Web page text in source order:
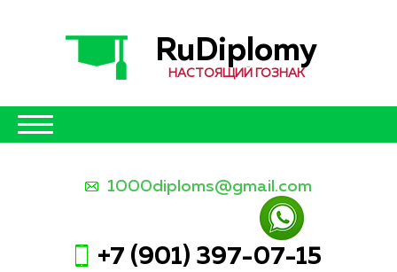
RuDiplomy
НАСТОЯЩИЙ ГОЗНАК
1000diploms@gmail.com
+7 (901) 397-07-15